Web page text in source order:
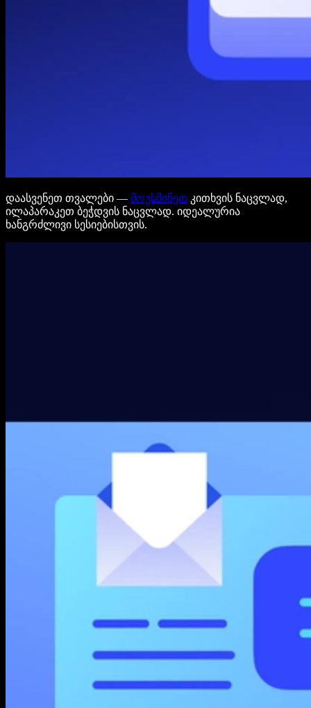
დაასვენეთ თვალები — მოუსმინეთ კითხვის ნაცვლად,
ილაპარაკეთ ბეჭდვის ნაცვლად. იდეალურია
ხანგრძლივი სესიებისთვის.